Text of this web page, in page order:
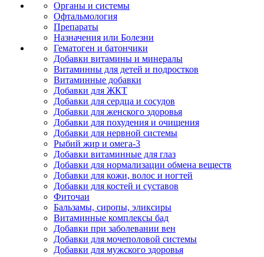
Органы и системы
Офтальмология
Препараты
Назначения или Болезни
Гематоген и батончики
Добавки витамины и минералы
Витаминны для детей и подростков
Витаминные добавки
Добавки для ЖКТ
Добавки для сердца и сосудов
Добавки для женского здоровья
Добавки для похудения и очищения
Добавки для нервной системы
Рыбий жир и омега-3
Добавки витаминные для глаз
Добавки для нормализации обмена веществ
Добавки для кожи, волос и ногтей
Добавки для костей и суставов
Фиточаи
Бальзамы, сиропы, эликсиры
Витаминные комплексы бад
Добавки при заболевании вен
Добавки для мочеполовой системы
Добавки для мужского здоровья